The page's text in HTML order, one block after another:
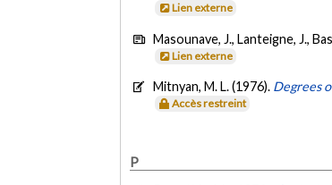
Lien externe
Masounave, J., Lanteigne, J.,
Lien externe
Mitnyan, M. L. (1976). Degrees
Accès restreint
P